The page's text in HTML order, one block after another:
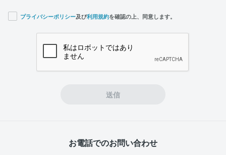
プライバシーポリシー及び利用規約を確認の上、同意します。
送信
お電話でのお問い合わせ